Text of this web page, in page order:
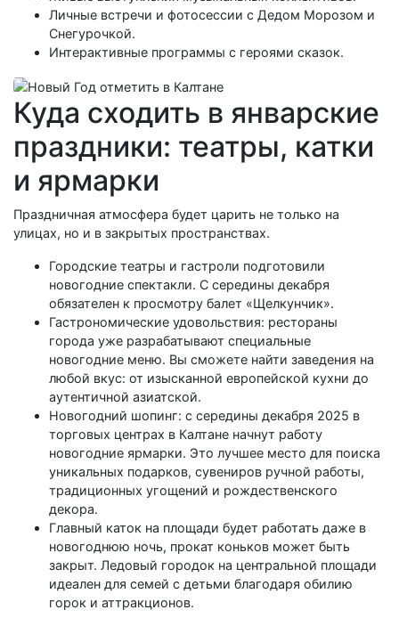
Личные встречи и фотосессии с Дедом Морозом и
Снегурочкой.
Интерактивные программы с героями сказок.
Куда сходить в январские
праздники: театры, катки
и ярмарки
Праздничная атмосфера будет царить не только на
улицах, но и в закрытых пространствах.
Городские театры и гастроли подготовили
новогодние спектакли. С середины декабря
обязателен к просмотру балет «Щелкунчик».
Гастрономические удовольствия: рестораны
города уже разрабатывают специальные
новогодние меню. Вы сможете найти заведения на
любой вкус: от изысканной европейской кухни до
аутентичной азиатской.
Новогодний шопинг: с середины декабря 2025 в
торговых центрах в Калтане начнут работу
новогодние ярмарки. Это лучшее место для поиска
уникальных подарков, сувениров ручной работы,
традиционных угощений и рождественского
декора.
Главный каток на площади будет работать даже в
новогоднюю ночь, прокат коньков может быть
закрыт. Ледовый городок на центральной площади
идеален для семей с детьми благодаря обилию
горок и аттракционов.